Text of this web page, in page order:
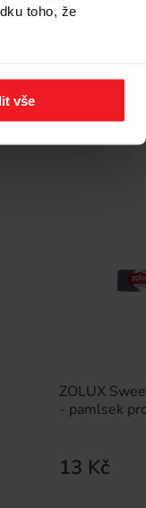
toho, že
vše
41 Kč
ZOLUX
- pamlsek
13 Kč